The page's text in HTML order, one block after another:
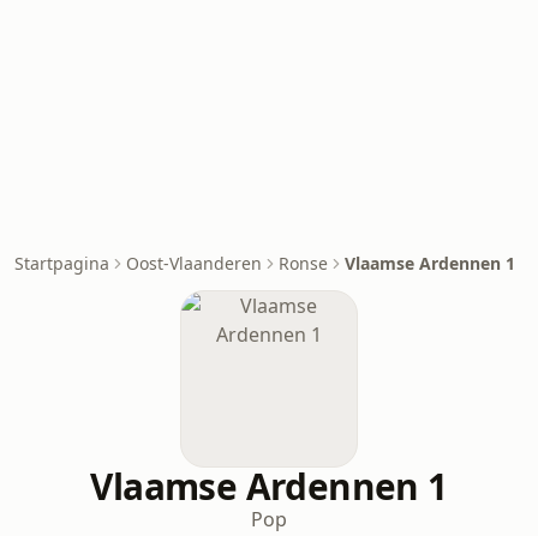
Startpagina Oost-Vlaanderen Ronse Vlaamse Ardennen 1
Vlaamse Ardennen 1
Pop